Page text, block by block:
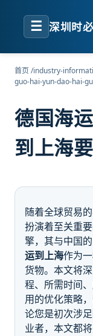
☰ 深圳时
首页/industry-
guo-hai-yun-dao-hai-
德国海
到上海
随着全球贸易的
扮演着至关重
擎，其与中国
运到上海作为
货物。本文将
程、所需时间
用的优化策略
论您是初次涉
业者，本文都